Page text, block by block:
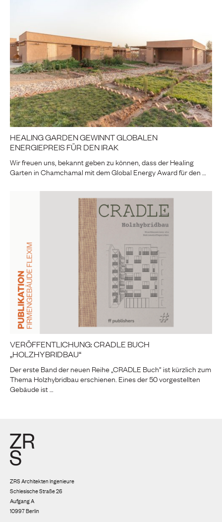
HEALING GARDEN GEWINNT GLOBALEN
ENERGIEPREIS FÜR DEN IRAK
Wir freuen uns, bekannt geben zu können, dass der Healing
Garten in Chamchamal mit dem Global Energy Award für den …
VERÖFFENTLICHUNG: CRADLE BUCH
„HOLZHYBRIDBAU“
Der erste Band der neuen Reihe „CRADLE Buch“ ist kürzlich zum
Thema Holzhybridbau erschienen. Eines der 50 vorgestellten
Gebäude ist …
ZRS Architekten Ingenieure
Schlesische Straße 26
Aufgang A
10997 Berlin